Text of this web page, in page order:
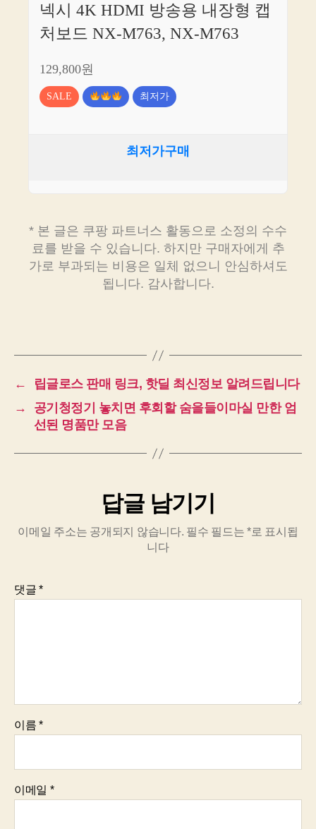
넥시 4K HDMI 방송용 내장형 캡
처보드 NX-M763, NX-M763
129,800원
SALE 최저가
최저가구매
* 본 글은 쿠팡 파트너스 활동으로 소정의 수수
료를 받을 수 있습니다. 하지만 구매자에게 추
가로 부과되는 비용은 일체 없으니 안심하셔도
됩니다. 감사합니다.
←
립글로스 판매 링크, 핫딜 최신정보 알려드립니다
→
공기청정기 놓치면 후회할 숨을들이마실 만한 엄
선된 명품만 모음
답글 남기기
이메일 주소는 공개되지 않습니다. 필수 필드는*로 표시됩
니다
댓글*
이름*
이메일 *